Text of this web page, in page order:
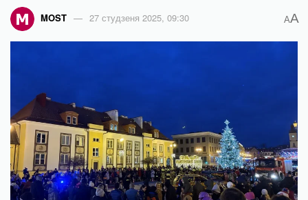
MOST 27 студзеня 2025, 09:30 AA